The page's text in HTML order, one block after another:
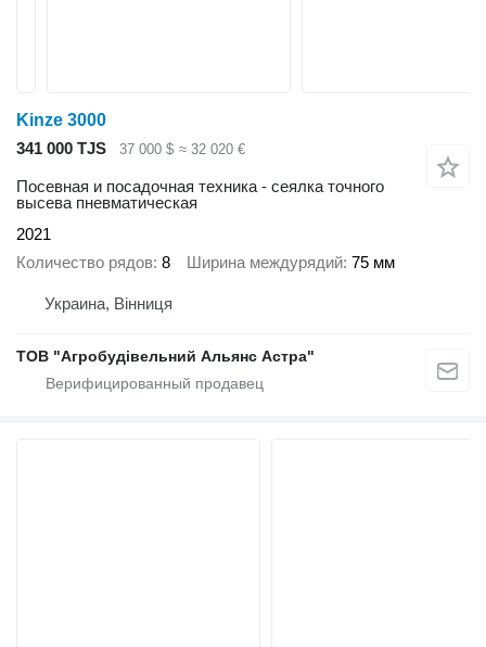
Kinze 3000
341 000 TJS
37 000 $ ≈ 32 020 €
Посевная и посадочная техника - сеялка точного
высева пневматическая
2021
Количество рядов 8 Ширина междурядий 75 мм
Украина, Вінниця
ТОВ "Агробудівельний Альянс Астра"